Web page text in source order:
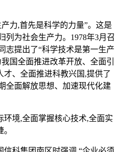
,首先是科学的力量”。这是
列为社会生产力。1978年3月召
志提出了“科学技术是第一生产
国全面推进改革开放、全面引
、全面推进科教兴国,提供了
全面解放思想、加速现代化建
境,全面掌握核心技术,全面实